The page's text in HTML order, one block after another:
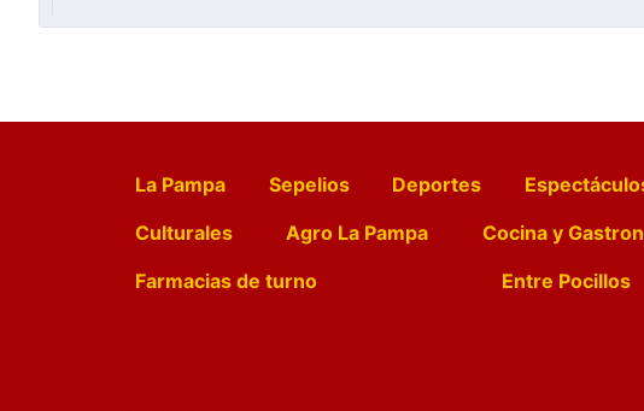
La Pampa Sepelios Deportes
Culturales
Agro La Pampa Cocina y
Farmacias de turno
Entre Pocillos